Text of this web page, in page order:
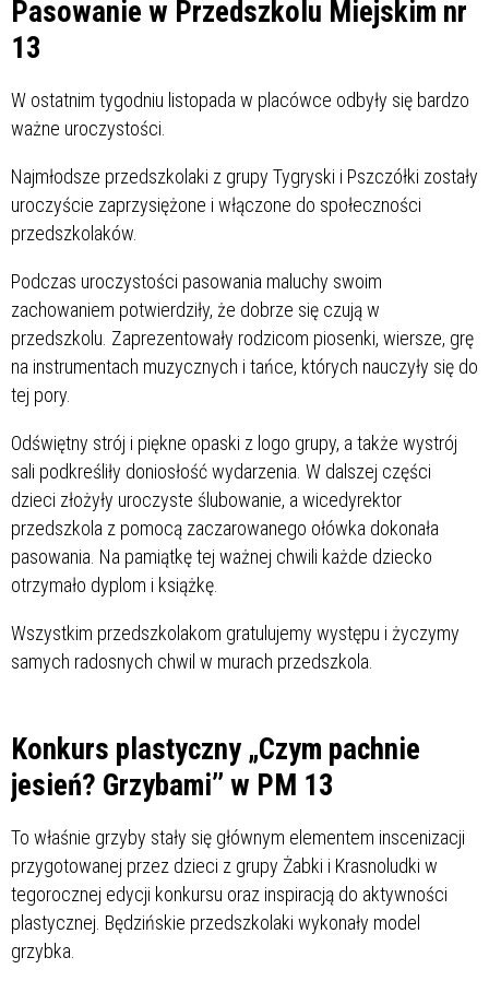
Pasowanie w Przedszkolu Miejskim nr
13
W ostatnim tygodniu listopada w placówce odbyły się bardzo
ważne uroczystości.
Najmłodsze przedszkolaki z grupy Tygryski i Pszczółki zostały
uroczyście zaprzysiężone i włączone do społeczności
przedszkolaków.
Podczas uroczystości pasowania maluchy swoim
zachowaniem potwierdziły, że dobrze się czują w
przedszkolu. Zaprezentowały rodzicom piosenki, wiersze, grę
na instrumentach muzycznych i tańce, których nauczyły się do
tej pory.
Odświętny strój i piękne opaski z logo grupy, a także wystrój
sali podkreśliły doniosłość wydarzenia. W dalszej części
dzieci złożyły uroczyste ślubowanie, a wicedyrektor
przedszkola z pomocą zaczarowanego ołówka dokonała
pasowania. Na pamiątkę tej ważnej chwili każde dziecko
otrzymało dyplom i książkę.
Wszystkim przedszkolakom gratulujemy występu i życzymy
samych radosnych chwil w murach przedszkola.
Konkurs plastyczny „Czym pachnie
jesień? Grzybami’’ w PM 13
To właśnie grzyby stały się głównym elementem inscenizacji
przygotowanej przez dzieci z grupy Żabki i Krasnoludki w
tegorocznej edycji konkursu oraz inspiracją do aktywności
plastycznej. Będzińskie przedszkolaki wykonały model
grzybka.